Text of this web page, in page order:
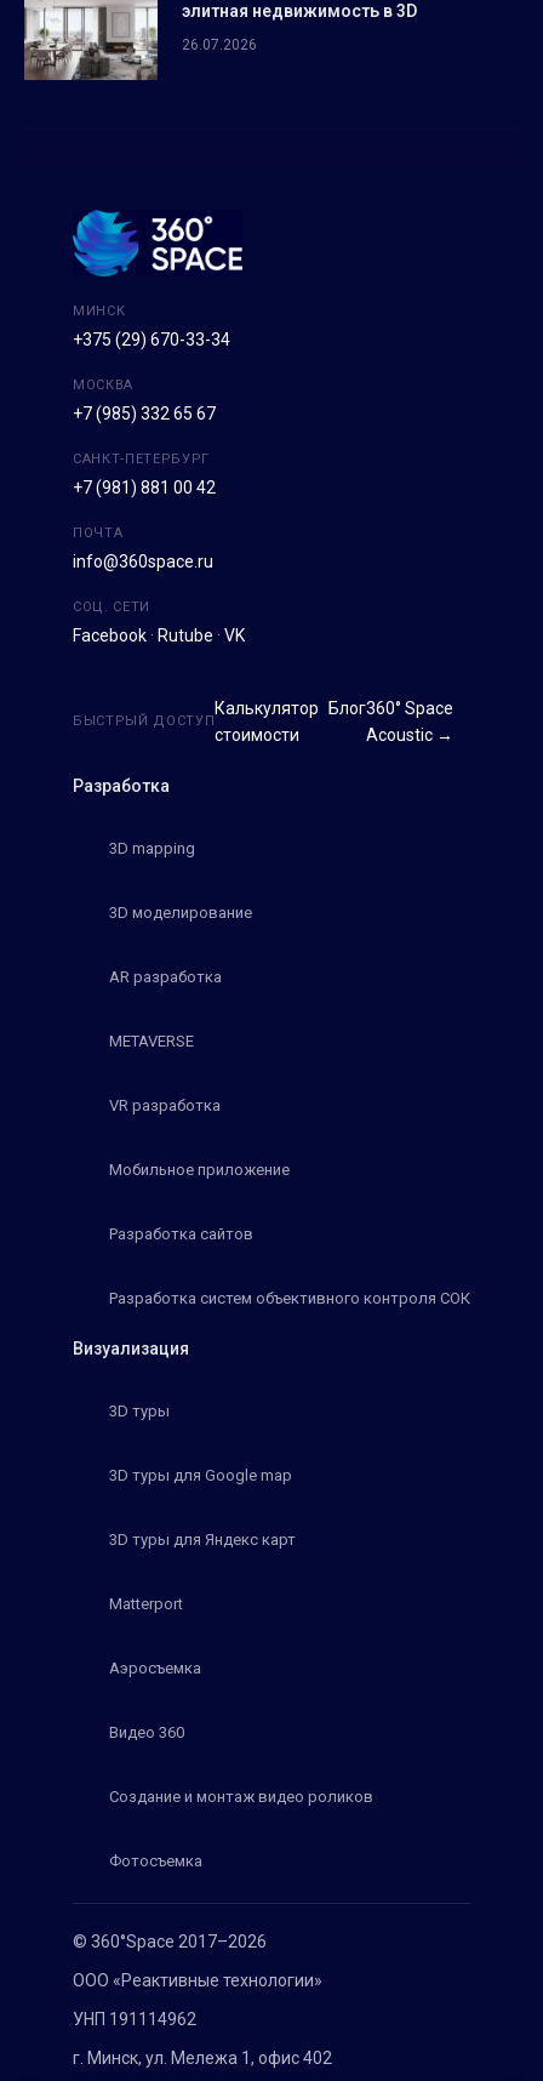
элитная недвижимость в 3D
26.07.2026
© 360°Space 2017–2026
ООО «Реактивные технологии»
УНП 191114962
г. Минск, ул. Мележа 1, офис 402
МИНСК
+375 (29) 670-33-34
МОСКВА
+7 (985) 332 65 67
САНКТ-ПЕТЕРБУРГ
+7 (981) 881 00 42
ПОЧТА
info@360space.ru
СОЦ. СЕТИ
Facebook · Rutube · VK
Разработка
3D mapping
3D моделирование
AR разработка
METAVERSE
VR разработка
Мобильное приложение
Разработка сайтов
Разработка систем объективного контроля СОК
Визуализация
3D туры
3D туры для Google map
3D туры для Яндекс карт
Matterport
Аэросъемка
Видео 360
Создание и монтаж видео роликов
Фотосъемка
БЫСТРЫЙ ДОСТУП
Калькулятор
стоимости
Блог360° Space
Acoustic →